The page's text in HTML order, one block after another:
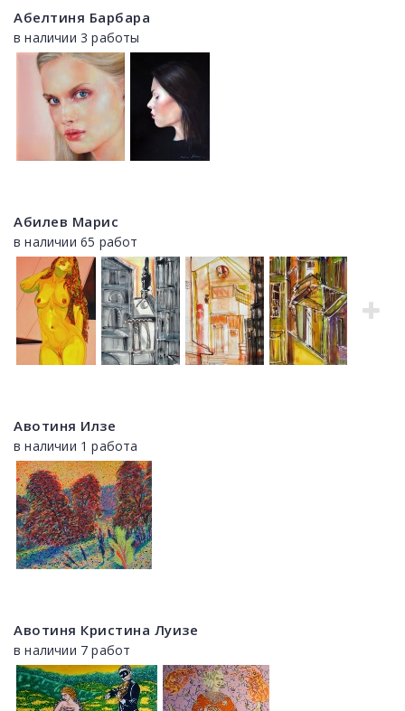
Абелтиня Барбара
в наличии 3 работы
Абилев Марис
в наличии 65 работ
Авотиня Илзе
в наличии 1 работа
Авотиня Кристина Луизе
в наличии 7 работ